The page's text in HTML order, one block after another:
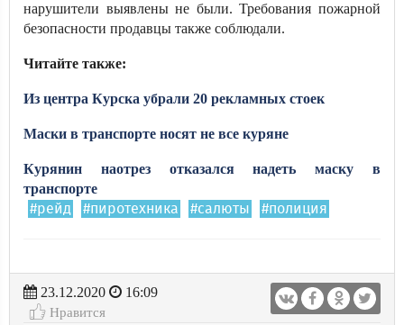
нарушители выявлены не были. Требования пожарной
безопасности продавцы также соблюдали.
Читайте также:
Из центра Курска убрали 20 рекламных стоек
Маски в транспорте носят не все куряне
Курянин наотрез отказался надеть маску в
транспорте
#рейд #пиротехника #салюты #полиция
23.12.2020
16:09
Нравится